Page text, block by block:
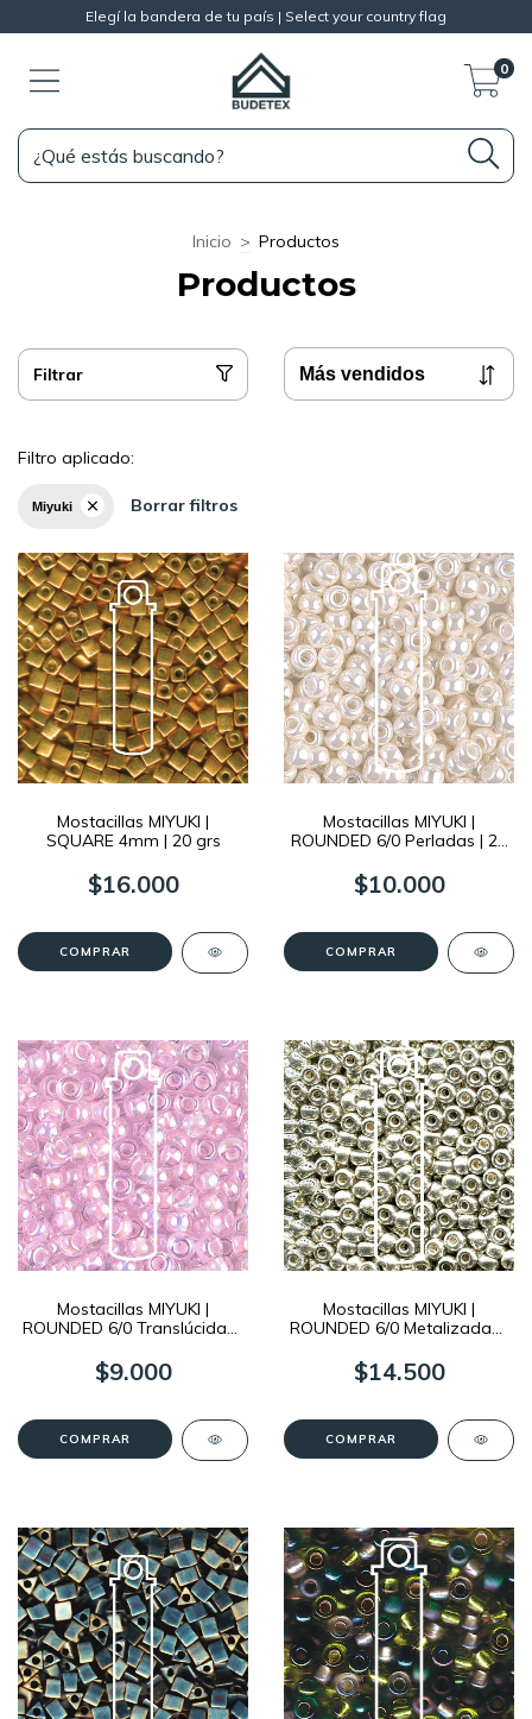
Elegí la bandera de tu país | Select your country flag
0
Inicio > Productos
Productos
Filtrar
Filtro aplicado:
Miyuki Borrar filtros
Mostacillas MIYUKI |
SQUARE 4mm | 20 grs
$16.000
COMPRAR
Mostacillas MIYUKI |
ROUNDED 6/0 Perladas | 20
$10.000
COMPRAR
Mostacillas MIYUKI |
ROUNDED 6/0 Translúcidas |
$9.000
COMPRAR
Mostacillas MIYUKI |
ROUNDED 6/0 Metalizadas |
$14.500
COMPRAR